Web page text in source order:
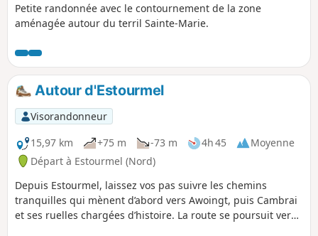
Petite randonnée avec le contournement de la zone
aménagée autour du terril Sainte-Marie.
Autour d'Estourmel
Visorandonneur
15,97 km
+75 m -73 m 4h 45
Moyenne
Départ à Estourmel (Nord)
Depuis Estourmel, laissez vos pas suivre les chemins
tranquilles qui mènent d’abord vers Awoingt, puis Cambrai
et ses ruelles chargées d’histoire. La route se poursuit vers